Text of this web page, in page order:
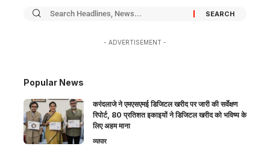
- ADVERTISEMENT -
Popular News
करंदलाजे ने एमएसएमई डिजिटल खरीद पर जारी की सर्वेक्षण
रिपोर्ट, 80 प्रतिशत इकाइयों ने डिजिटल खरीद को भविष्य के
लिए अहम माना
व्यापार